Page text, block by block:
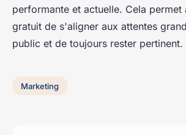
performante et actuelle. Cela permet
gratuit de s'aligner aux attentes
public et de toujours rester pertinent.
Marketing